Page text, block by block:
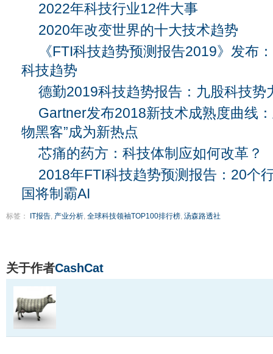
2022年科技行业12件大事
2020年改变世界的十大技术趋势
《FTI科技趋势预测报告2019》发布
科技趋势
德勤2019科技趋势报告：九股科技势
Gartner发布2018新技术成熟度曲线
物黑客”成为新热点
芯痛的药方：科技体制应如何改革？
2018年FTI科技趋势预测报告：20个
国将制霸AI
标签： IT报告, 产业分析, 全球科技领袖TOP100排行榜, 汤森路透社
关于作者CashCat